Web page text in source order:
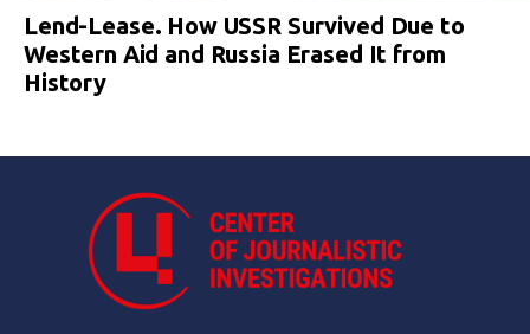
Lend-Lease. How USSR Survived Due to
Western Aid and Russia Erased It from
History